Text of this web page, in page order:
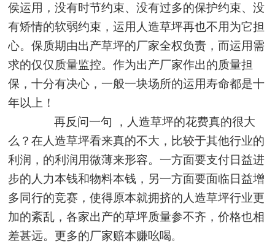
侯运用，没有时节约束、没有过多的保护约束、没
有矫情的软弱约束，运用人造草坪再也不用为它担
心。保质期由出产草坪的厂家全权负责，而运用需
求的仅仅质量监控。作为出产厂家作出的质量担
保，十分有决心，一般一块场所的运用寿命都是十
年以上！
再反问一句
，人造草坪的花费真的很大
么？在人造草坪看来真的不大，比较于其他行业的
利润，的利润用微薄来形容。一方面要支付日益进
步的人力本钱和物料本钱，另一方面要面临日益增
多同行的竞赛，使得原本就拥挤的人造草坪行业更
加的紊乱，各家出产的草坪质量参不齐，价格也相
差甚远。更多的厂家赔本赚吆喝。